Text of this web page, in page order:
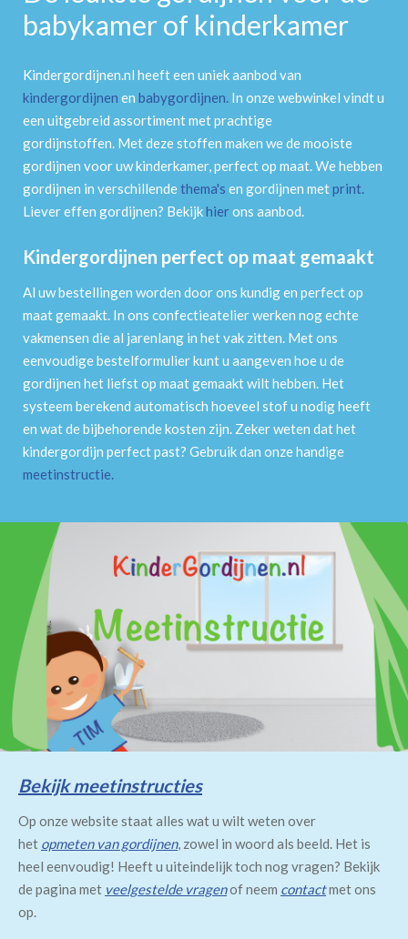
babykamer of kinderkamer
Kindergordijnen.nl heeft een uniek aanbod van
kindergordijnen en babygordijnen. In onze webwinkel vindt u
een uitgebreid assortiment met prachtige
gordijnstoffen. Met deze stoffen maken we de mooiste
gordijnen voor uw kinderkamer, perfect op maat. We hebben
gordijnen in verschillendethema's en gordijnen metprint.
Liever effen gordijnen? Bekijkhierons aanbod.
Kindergordijnen perfect op maat gemaakt
Al uw bestellingen worden door ons kundig en perfect op
maat gemaakt. In ons confectieatelier werken nog echte
vakmensen die al jarenlang in het vak zitten. Met ons
eenvoudige bestelformulier kunt u aangeven hoe u de
gordijnen het liefst op maat gemaakt wilt hebben. Het
systeem berekend automatisch hoeveel stof u nodig heeft
en wat de bijbehorende kosten zijn. Zeker weten dat het
kindergordijn perfect past? Gebruik dan onze handige
meetinstructie.
Bekijk meetinstructies
Op onze website staat alles wat u wilt weten over
het opmeten van gordijnen, zowel in woord als beeld. Het is
heel eenvoudig! Heeft u uiteindelijk toch nog vragen? Bekijk
de pagina met veelgestelde vragenof neem contactmet ons
op.